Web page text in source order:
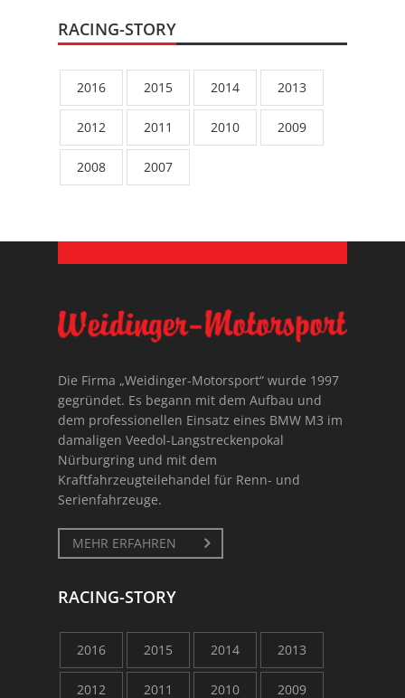
RACING-STORY
2016 2015 2014 2013
2012 2011 2010 2009
2008 2007
Die Firma „Weidinger-Motorsport“ wurde 1997
gegründet. Es begann mit dem Aufbau und
dem professionellen Einsatz eines BMW M3 im
damaligen Veedol-Langstreckenpokal
Nürburgring und mit dem
Kraftfahrzeugteilehandel für Renn- und
Serienfahrzeuge.
MEHR ERFAHREN
RACING-STORY
2016 2015 2014 2013
2012 2011 2010 2009